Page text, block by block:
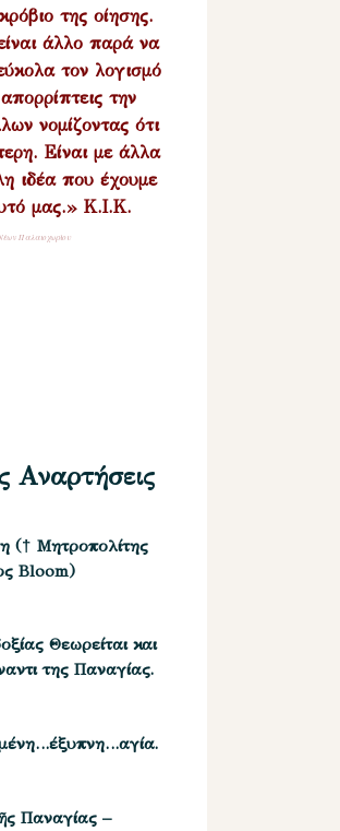
της οίησης.
άλλο παρά να
τον λογισμό
την
νομίζοντας ότι
Είναι με άλλα
ιδέα που έχουμε
μας.» Κ.Ι.Κ.
Παλαιοχωρίου
Αναρτήσεις
(† Μητροπολίτης
Bloom)
Θεωρείται και
της Παναγίας.
Παναγίας –